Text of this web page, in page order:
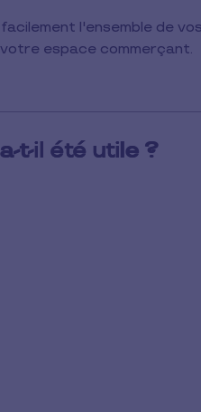
l'ensemble de
votre espace commerçant.